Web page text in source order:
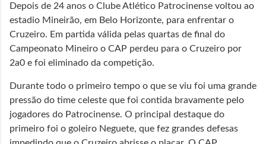
Depois de 24 anos o Clube Atlético Patrocinense voltou ao
estadio Mineirão, em Belo Horizonte, para enfrentar o
Cruzeiro. Em partida válida pelas quartas de final do
Campeonato Mineiro o CAP perdeu para o Cruzeiro por
2a0 e foi eliminado da competição.
Durante todo o primeiro tempo o que se viu foi uma grande
pressão do time celeste que foi contida bravamente pelo
jogadores do Patrocinense. O principal destaque do
primeiro foi o goleiro Neguete, que fez grandes defesas